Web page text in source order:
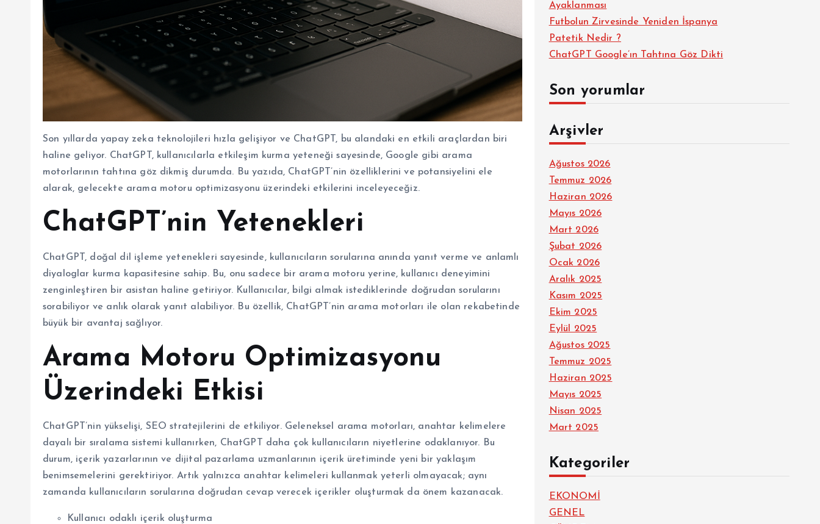
Son yıllarda yapay zeka teknolojileri hızla gelişiyor ve ChatGPT, bu alandaki en etkili araçlardan biri
haline geliyor. ChatGPT, kullanıcılarla etkileşim kurma yeteneği sayesinde, Google gibi arama
motorlarının tahtına göz dikmiş durumda. Bu yazıda, ChatGPT’nin özelliklerini ve potansiyelini ele
alarak, gelecekte arama motoru optimizasyonu üzerindeki etkilerini inceleyeceğiz.
ChatGPT’nin Yetenekleri
ChatGPT, doğal dil işleme yetenekleri sayesinde, kullanıcıların sorularına anında yanıt verme ve anlamlı
diyaloglar kurma kapasitesine sahip. Bu, onu sadece bir arama motoru yerine, kullanıcı deneyimini
zenginleştiren bir asistan haline getiriyor. Kullanıcılar, bilgi almak istediklerinde doğrudan sorularını
sorabiliyor ve anlık olarak yanıt alabiliyor. Bu özellik, ChatGPT’nin arama motorları ile olan rekabetinde
büyük bir avantaj sağlıyor.
Arama Motoru Optimizasyonu
Üzerindeki Etkisi
ChatGPT’nin yükselişi, SEO stratejilerini de etkiliyor. Geleneksel arama motorları, anahtar kelimelere
dayalı bir sıralama sistemi kullanırken, ChatGPT daha çok kullanıcıların niyetlerine odaklanıyor. Bu
durum, içerik yazarlarının ve dijital pazarlama uzmanlarının içerik üretiminde yeni bir yaklaşım
benimsemelerini gerektiriyor. Artık yalnızca anahtar kelimeleri kullanmak yeterli olmayacak; aynı
zamanda kullanıcıların sorularına doğrudan cevap verecek içerikler oluşturmak da önem kazanacak.
Kullanıcı odaklı içerik oluşturma
Ayaklanması
Futbolun Zirvesinde Yeniden İspanya
Patetik Nedir ?
ChatGPT Google’ın Tahtına Göz Dikti
Son yorumlar
Arşivler
Ağustos 2026
Temmuz 2026
Haziran 2026
Mayıs 2026
Mart 2026
Şubat 2026
Ocak 2026
Aralık 2025
Kasım 2025
Ekim 2025
Eylül 2025
Ağustos 2025
Temmuz 2025
Haziran 2025
Mayıs 2025
Nisan 2025
Mart 2025
Kategoriler
EKONOMİ
GENEL